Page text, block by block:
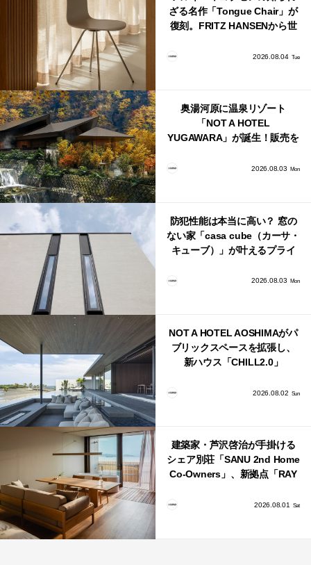
ざる名作「Tongue Chair」が
復刻。FRITZ HANSENから世
2026.08.04 Tue
奥湯河原に温泉リゾート
「NOT A HOTEL
YUGAWARA」が誕生！販売を
2026.08.03 Mon
防犯性能は本当に高い？ 窓の
ない家「casa cube（カーサ・
キューブ）」が叶えるプライ
2026.08.03 Mon
NOT A HOTEL AOSHIMAがパ
ブリックスペースを拡張し、
新ハウス「CHILL2.0」
2026.08.02 Sun
建築家・芦沢啓治が手掛ける
シェア別荘「SANU 2nd Home
Co-Owners」、新拠点「RAY
2026.08.01 Sat